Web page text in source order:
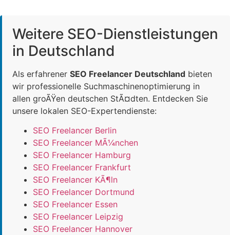
Weitere SEO-Dienstleistungen
in Deutschland
Als erfahrener SEO Freelancer Deutschland bieten
wir professionelle Suchmaschinenoptimierung in
allen groÃŸen deutschen StÃ¤dten. Entdecken Sie
unsere lokalen SEO-Expertendienste:
SEO Freelancer Berlin
SEO Freelancer MÃ¼nchen
SEO Freelancer Hamburg
SEO Freelancer Frankfurt
SEO Freelancer KÃ¶ln
SEO Freelancer Dortmund
SEO Freelancer Essen
SEO Freelancer Leipzig
SEO Freelancer Hannover